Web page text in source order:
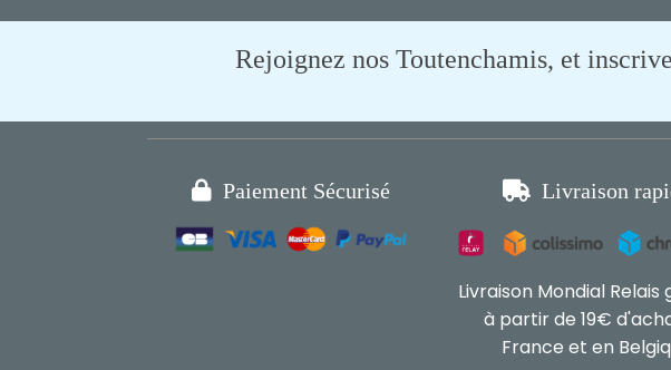
Rejoignez nos Toutenchamis, et
 Paiement Sécurisé  Livraison
Livraison Mondial Relais
à partir de 19€
France et en